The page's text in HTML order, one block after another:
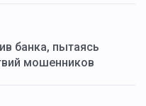
банка, пытаясь
мошенников